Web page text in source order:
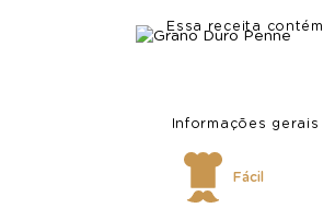
Essa receita contém
Informações gerais
Fácil